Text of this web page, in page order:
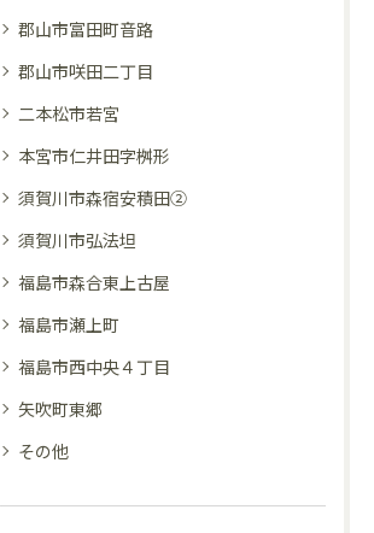
郡山市富田町音路
郡山市咲田二丁目
二本松市若宮
本宮市仁井田字桝形
須賀川市森宿安積田②
須賀川市弘法坦
福島市森合東上古屋
福島市瀬上町
福島市西中央４丁目
矢吹町東郷
その他